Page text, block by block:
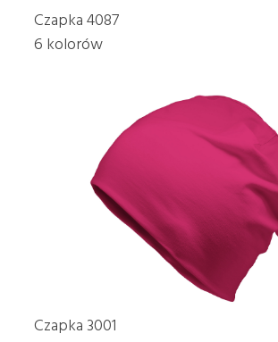
Czapka 4087
6 kolorów
Czapka 3001